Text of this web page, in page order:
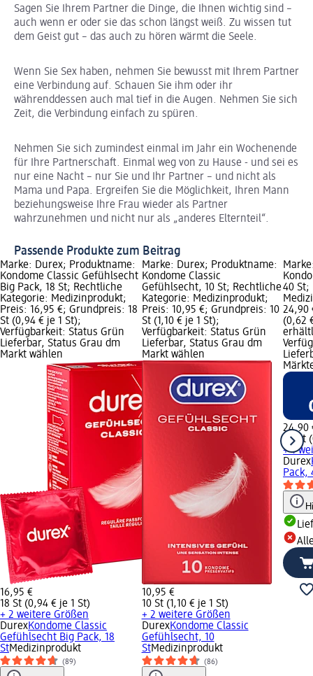
Sagen Sie Ihrem Partner die Dinge, die Ihnen wichtig sind –
auch wenn er oder sie das schon längst weiß. Zu wissen tut
dem Geist gut – das auch zu hören wärmt die Seele.
Wenn Sie Sex haben, nehmen Sie bewusst mit Ihrem Partner
eine Verbindung auf. Schauen Sie ihm oder ihr
währenddessen auch mal tief in die Augen. Nehmen Sie sich
Zeit, die Verbindung einfach zu spüren.
Nehmen Sie sich zumindest einmal im Jahr ein Wochenende
für Ihre Partnerschaft. Einmal weg von zu Hause - und sei es
nur eine Nacht – nur Sie und Ihr Partner – und nicht als
Mama und Papa. Ergreifen Sie die Möglichkeit, Ihren Mann
beziehungsweise Ihre Frau wieder als Partner
wahrzunehmen und nicht nur als „anderes Elternteil“.
Passende Produkte zum Beitrag
Marke: Durex; Produktname:
Kondome Classic Gefühlsecht
Big Pack, 18 St; Rechtliche
Kategorie: Medizinprodukt;
Preis: 16,95 €; Grundpreis: 18
St (0,94 € je 1 St);
Verfügbarkeit: Status Grün
Lieferbar, Status Grau dm
Markt wählen
16,95 €
18 St (0,94 € je 1 St)
+ 2 weitere Größen
DurexKondome Classic
Gefühlsecht Big Pack, 18
StMedizinprodukt
(89)
Marke: Durex; Produktname:
Kondome Classic
Gefühlsecht, 10 St; Rechtliche
Kategorie: Medizinprodukt;
Preis: 10,95 €; Grundpreis: 10
St (1,10 € je 1 St);
Verfügbarkeit: Status Grün
Lieferbar, Status Grau dm
Markt wählen
10,95 €
10 St (1,10 € je 1 St)
+ 2 weitere Größen
DurexKondome Classic
Gefühlsecht, 10
StMedizinprodukt
(86)
40 St;
24,90
(0,62
24,90
40 St
+ 1
Durex
Pack,